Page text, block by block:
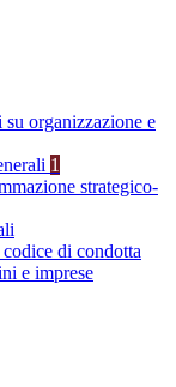
organizzazione e
1
strategico-
di condotta
e imprese